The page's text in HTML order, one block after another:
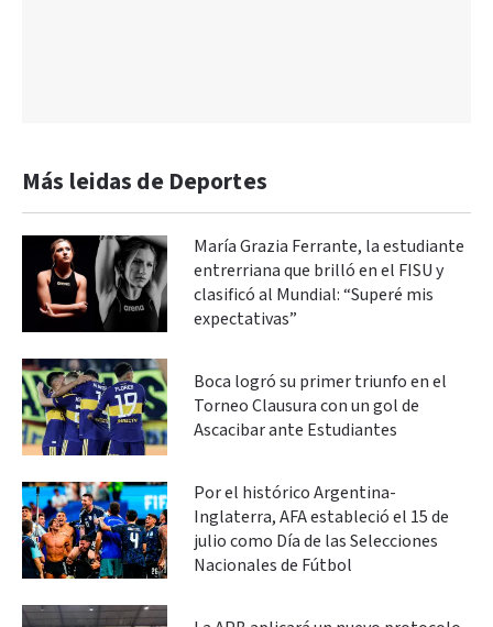
Más leidas de Deportes
María Grazia Ferrante, la estudiante
entrerriana que brilló en el FISU y
clasificó al Mundial: “Superé mis
expectativas”
Boca logró su primer triunfo en el
Torneo Clausura con un gol de
Ascacibar ante Estudiantes
Por el histórico Argentina-
Inglaterra, AFA estableció el 15 de
julio como Día de las Selecciones
Nacionales de Fútbol